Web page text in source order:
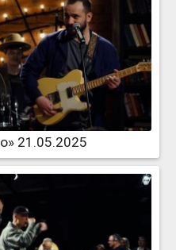
21.05.2025